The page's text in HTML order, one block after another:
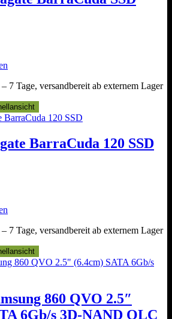
7 Tage, versandbereit ab externem Lager
BarraCuda 120 SSD
7 Tage, versandbereit ab externem Lager
860 QVO 2.5″
6Gb/s 3D-NAND QLC